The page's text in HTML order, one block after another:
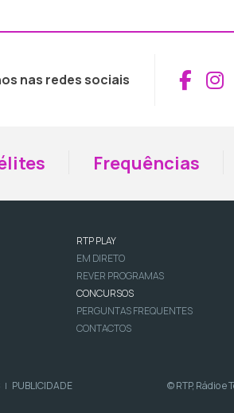
nas redes sociais
Frequências
RTP PLAY
EM DIRETO
REVER PROGRAMAS
CONCURSOS
PERGUNTAS FREQUENTES
CONTACTOS
| PUBLICIDADE © RTP, Rádio e